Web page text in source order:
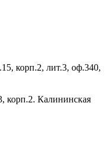
корп.2, лит.3, оф.340,
корп.2. Калининская